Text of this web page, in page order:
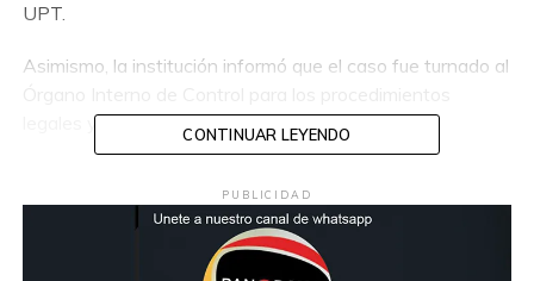
UPT.
Asimismo, la institución informó que el caso fue turnado al
legales y administrativos correspondientes.
Compartir en:
CONTINUAR LEYENDO
PUBLICIDAD